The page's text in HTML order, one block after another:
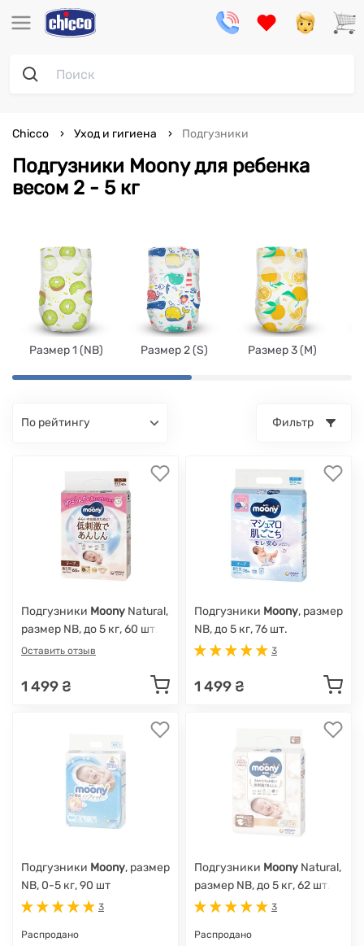
Подгузники Moony для ребенка
весом 2 - 5 кг
Chicco Уход и гигиена Подгузники
Размер 1 (NB) Размер 2 (S) Размер 3 (M)
по рейтингу Фильтр
Подгузники Moony Natural,
размер NB, до 5 кг, 60 шт.
Оставить отзыв
1 499 ₴
Подгузники Moony, размер
NB, до 5 кг, 76 шт.
3
1 499 ₴
Подгузники Moony, размер
NB, 0-5 кг, 90 шт
3
Распродано
Подгузники Moony Natural,
размер NB, до 5 кг, 62 шт.
3
Распродано